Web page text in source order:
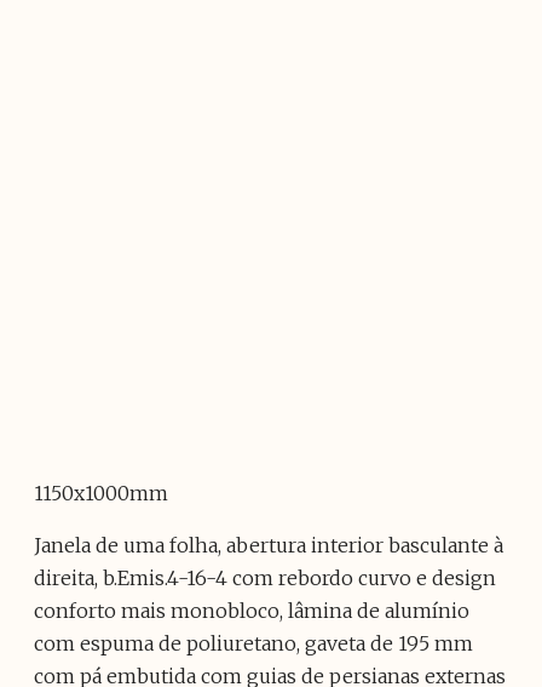
1150x1000mm
Janela de uma folha, abertura interior basculante à
direita, b.Emis.4-16-4 com rebordo curvo e design
conforto mais monobloco, lâmina de alumínio
com espuma de poliuretano, gaveta de 195 mm
com pá embutida com guias de persianas externas